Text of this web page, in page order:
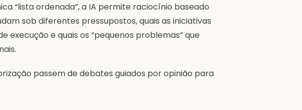
“lista ordenada”, a IA permite raciocínio baseado
sob diferentes pressupostos, quais as iniciativas
execução e quais os “pequenos problemas” que
passem de debates guiados por opinião para